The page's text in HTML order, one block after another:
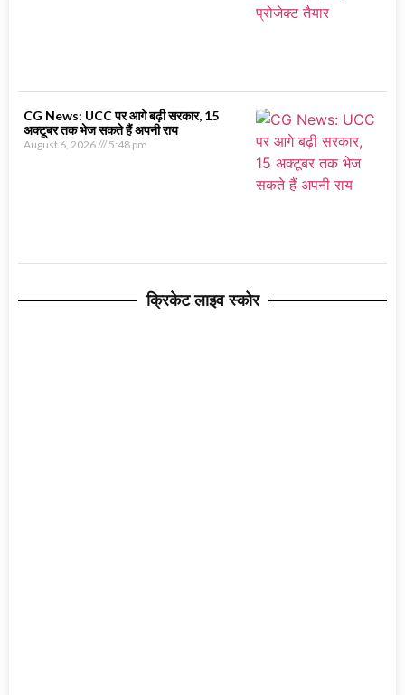
CG News: UCC पर आगे बढ़ी सरकार, 15
अक्टूबर तक भेज सकते हैं अपनी राय
August 6, 2026 5:48 pm
क्रिकेट लाइव स्कोर